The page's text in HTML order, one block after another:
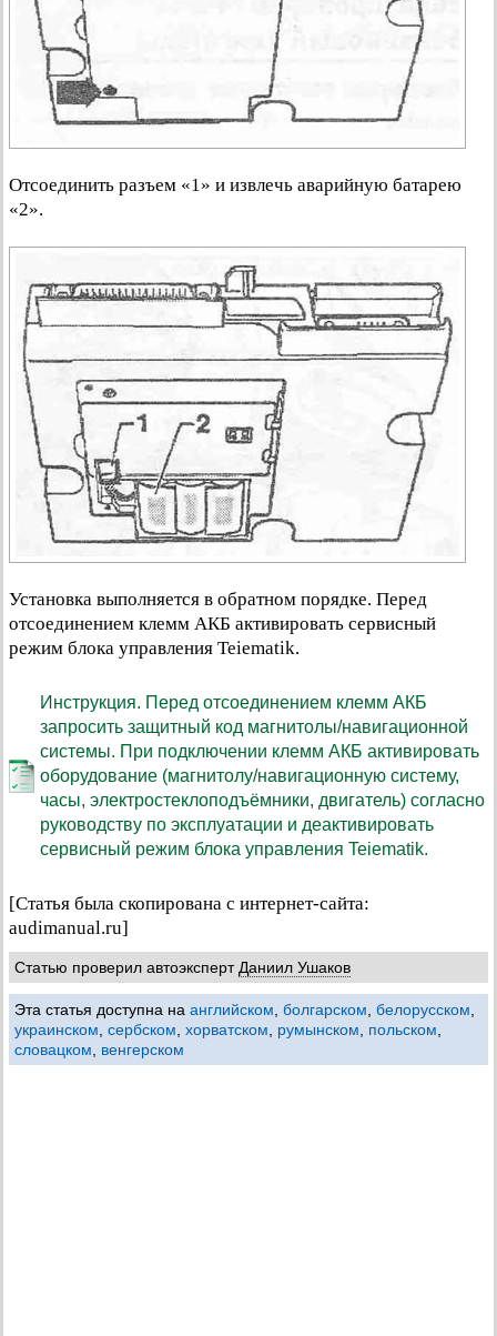
Отсоединить разъем «1» и извлечь аварийную батарею
«2».
Установка выполняется в обратном порядке. Перед
отсоединением клемм АКБ активировать сервисный
режим блока управления Teiematik.
Инструкция. Перед отсоединением клемм АКБ
запросить защитный код магнитолы/навигационной
системы. При подключении клемм АКБ активировать
оборудование (магнитолу/навигационную систему,
часы, электростеклоподъёмники, двигатель) согласно
руководству по эксплуатации и деактивировать
сервисный режим блока управления Teiematik.
[Статья была скопирована с интернет-сайта:
audimanual.ru]
Статью проверил автоэксперт Даниил Ушаков
Эта статья доступна на английском болгарском белорусском
украинском сербском хорватском румынском польском
словацком
венгерском